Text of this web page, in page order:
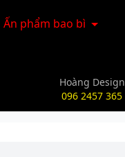
Ấn phẩm bao bì
Hoàng Design
096 2457 365